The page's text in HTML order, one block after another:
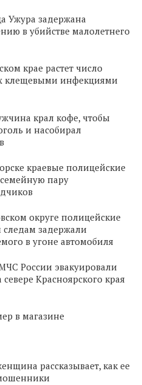
Ужура задержана
в убийстве малолетнего
крае растет число
клещевыми инфекциями
крал кофе, чтобы
и насобирал
краевые полицейские
пару
округе полицейские
задержали
в угоне автомобиля
России эвакуировали
севере Красноярского края
в магазине
рассказывает, как ее